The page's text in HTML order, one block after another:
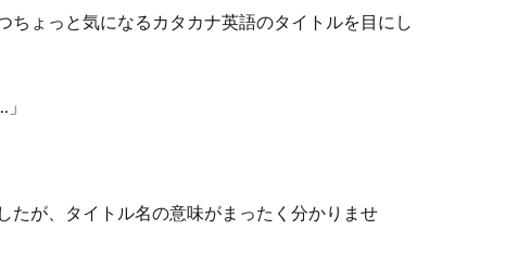
ょっと気になるカタカナ英語のタイトルを目にし
たが、タイトル名の意味がまったく分かりませ